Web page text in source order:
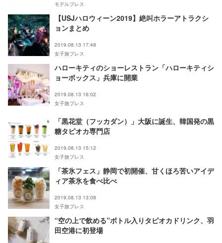
モデルプレス
【USJハロウィーン2019】絶叫ホラーアトラクシ
ョンまとめ
2019.08.13 17:48
女子旅プレス
ハローキティのショーレストラン「ハローキティシ
ョーボックス」兵庫に開業
2019.08.13 16:02
女子旅プレス
「黒花堂（フッカダン）」大阪に誕生、韓国発の黒
糖タピオカ専門店
2019.08.13 15:12
女子旅プレス
「茶氷フェス」静岡で初開催、甘くほろ苦いアイデ
ィア茶氷を食べ比べ
2019.08.13 13:08
女子旅プレス
“空の上で飲める”ボトル入りタピオカドリンク、羽
田空港に初登場